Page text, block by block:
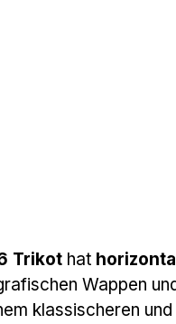
Trikot hat
Wappen
klassischeren